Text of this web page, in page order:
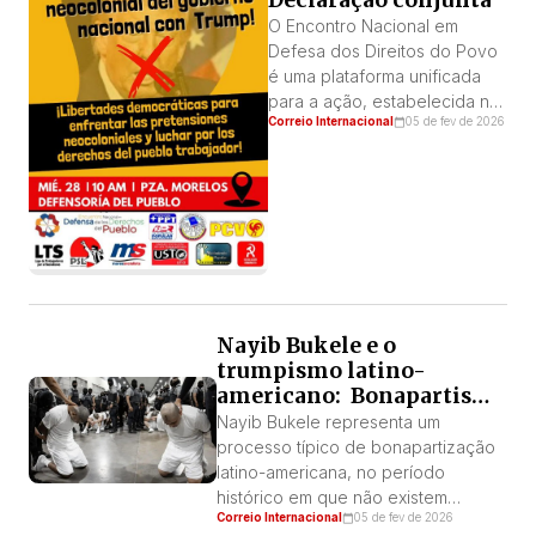
uma política de […]
O Encontro Nacional em
Defesa dos Direitos do Povo
é uma plataforma unificada
para a ação, estabelecida na
Venezuela em julho de 2023,
Essa plataforma confronta e
do […]
Correio Internacional 05 de fev de 2026
Nayib Bukele e o
trumpismo latino-
americano: Bonapartismo
e criminalização político-
social
Nayib Bukele representa um
processo típico de bonapartização
latino-americana, no período
histórico em que não existem
contradições estruturais entre as
Correio Internacional 05 de fev de 2026